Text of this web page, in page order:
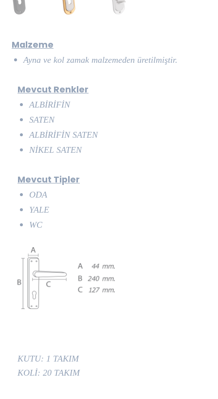
Malzeme
Ayna ve kol zamak malzemeden üretilmiştir.
Mevcut Renkler
ALBİRİFİN
SATEN
ALBİRİFİN SATEN
NİKEL SATEN
Mevcut Tipler
ODA
YALE
WC
KUTU: 1 TAKIM
KOLİ: 20 TAKIM